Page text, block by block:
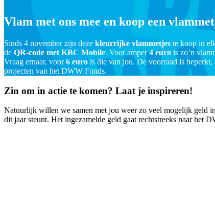
Vlam met ons mee en koop een
Sinds 4 november zijn deze kleurrijke vlammetjes te koop in
de QR-code met KBC Mobile. Voor amper4 euro is zo’n
Vraag ernaar, voor6 euro is die van jou. De voorraad is
projecten van het DWW Fonds.
Zin om in actie te komen? Laat je inspireren!
Natuurlijk willen we samen met jou weer zo veel mogelijk geld
dit jaar steunt. Het ingezamelde geld gaat rechtstreeks naar